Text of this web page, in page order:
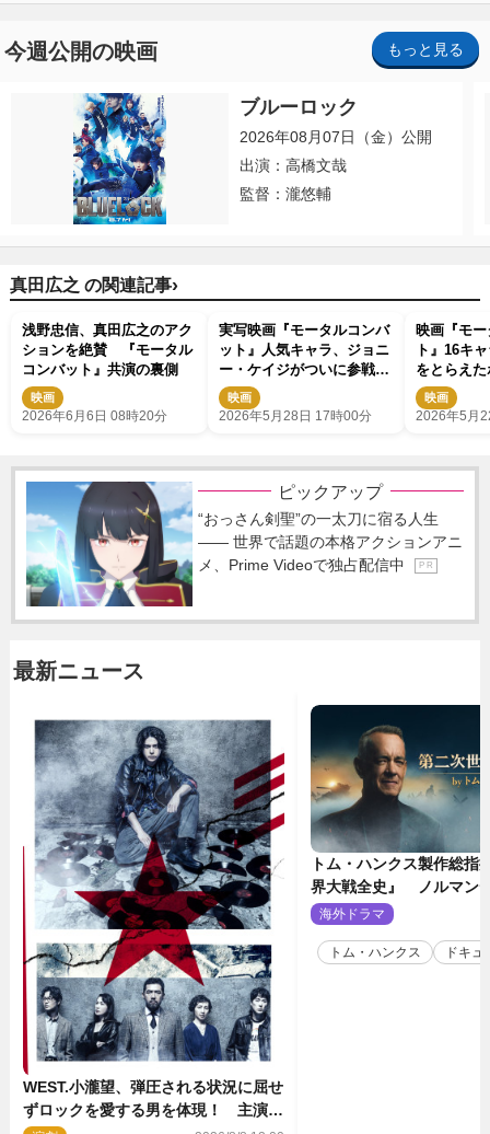
今週公開の映画 もっと見る
ブルーロック
2026年08月07日（金）公開
出演：高橋文哉
監督：瀧悠輔
真田広之 の関連記事›
浅野忠信、真田広之のアク
ションを絶賛 『モータル
コンバット』共演の裏側
映画
2026年6月6日 08時20分
実写映画『モータルコンバ
ット』人気キャラ、ジョニ
ー・ケイジがついに参戦！
『ザ・ボーイズ』カール・
アーバンが熱演
映画
2026年5月28日 17時00分
映画『モ
ト』16キ
をとらえ
映画
2026年5月
ピックアップ
“おっさん剣聖”の一太刀に宿る人生
―― 世界で話題の本格アクションアニ
メ、Prime Videoで独占配信中
P R
最新ニュース
WEST.小瀧望、弾圧される状況に屈せ
ずロックを愛する男を体現！ 主演舞
トム・ハンクス製作総指
界大戦全史』 ノルマン
壮絶な戦場を収めた特別
海外ドラマ
トム・ハンクス ドキ